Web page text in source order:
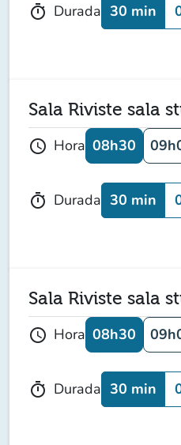
timer Durada 30 min
Sala Riviste sala
schedule Hora 08h30
timer Durada 30 min
Sala Riviste sala
schedule Hora 08h30
timer Durada 30 min